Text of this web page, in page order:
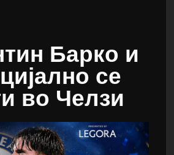
Барко и
се
во Челзи